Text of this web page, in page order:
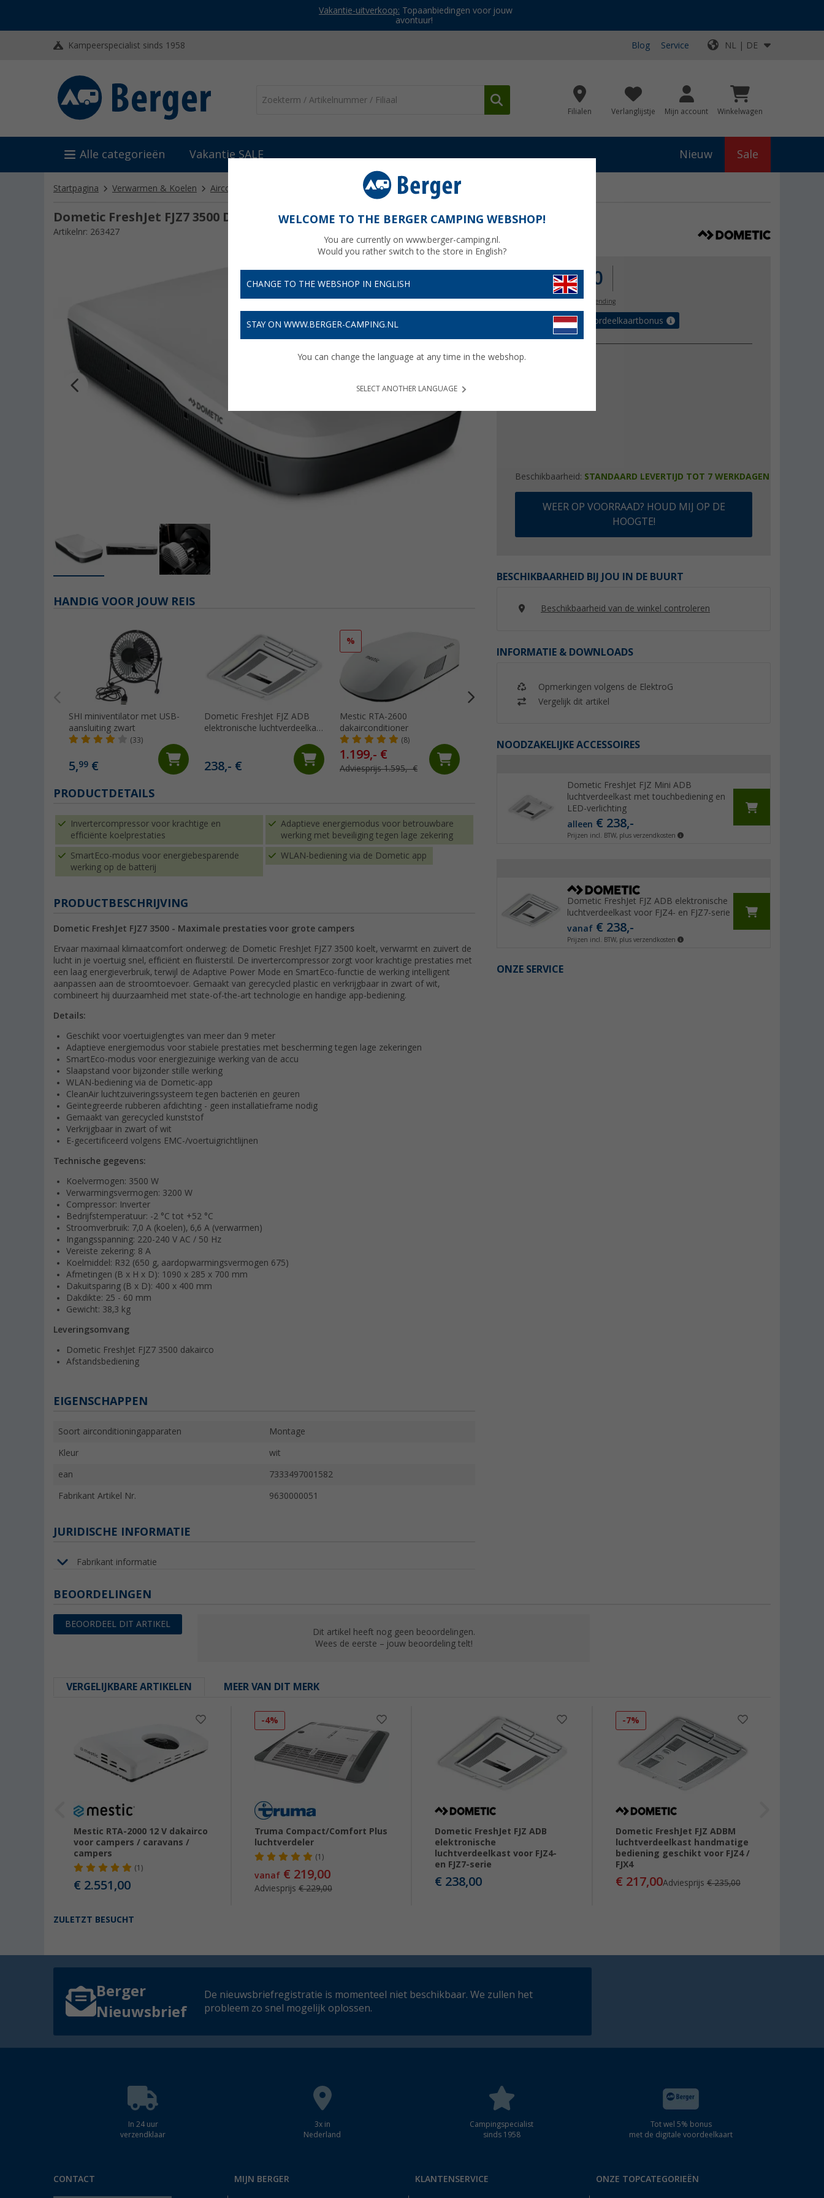
Vakantie-uitverkoop: Topaanbiedingen voor jouw
avontuur!
Kampeerspecialist sinds 1958 Blog Service NL | DE
Filialen Verlanglijstje Mijn account Winkelwagen
Alle categorieën Vakantie SALE Nieuw Sale
Startpagina Verwarmen & Koelen Airconditioning en ventilatoren Dak airco Dometic FreshJet FJZ7 3500 Dakairco 3500 W
Dometic FreshJet FJZ7 3500 Dakairco 3500 W wit
Artikelnr: 263427
€ 3.320,00
gratis verzending
€ met de voordeelkaartbonus
Kleur
Beschikbaarheid: STANDAARD LEVERTIJD TOT 7 WERKDAGEN
WEER OP VOORRAAD? HOUD MIJ OP DE
HOOGTE!
BESCHIKBAARHEID BIJ JOU IN DE BUURT
Beschikbaarheid van de winkel controleren
INFORMATIE & DOWNLOADS
Opmerkingen volgens de ElektroG
Vergelijk dit artikel
NOODZAKELIJKE ACCESSOIRES
Dometic FreshJet FJZ Mini ADB
luchtverdeelkast met touchbediening en
LED-verlichting
alleen € 238,-
Prijzen incl. BTW, plus verzendkosten
Dometic FreshJet FJZ ADB elektronische
luchtverdeelkast voor FJZ4- en FJZ7-serie
vanaf€ 238,-
Prijzen incl. BTW, plus verzendkosten
ONZE SERVICE
HANDIG VOOR JOUW REIS
SHI miniventilator met USB-
aansluiting zwart
(33)
5,99 €
Dometic FreshJet FJZ ADB
elektronische luchtverdeelkast
238,- €
%
Mestic RTA-2600
dakairconditioner
(8)
1.199,- €
Adviesprijs 1.595,- €
PRODUCTDETAILS
Invertercompressor voor krachtige en
efficiënte koelprestaties
Adaptieve energiemodus voor betrouwbare
werking met beveiliging tegen lage zekering
SmartEco-modus voor energiebesparende
werking op de batterij
WLAN-bediening via de Dometic app
PRODUCTBESCHRIJVING
Dometic FreshJet FJZ7 3500 - Maximale prestaties voor grote campers
Ervaar maximaal klimaatcomfort onderweg: de Dometic FreshJet FJZ7 3500 koelt, verwarmt en zuivert de
lucht in je voertuig snel, efficiënt en fluisterstil. De invertercompressor zorgt voor krachtige prestaties met
een laag energieverbruik, terwijl de Adaptive Power Mode en SmartEco-functie de werking intelligent
aanpassen aan de stroomtoevoer. Gemaakt van gerecycled plastic en verkrijgbaar in zwart of wit,
combineert hij duurzaamheid met state-of-the-art technologie en handige app-bediening.
Details:
Geschikt voor voertuiglengtes van meer dan 9 meter
Adaptieve energiemodus voor stabiele prestaties met bescherming tegen lage zekeringen
SmartEco-modus voor energiezuinige werking van de accu
Slaapstand voor bijzonder stille werking
WLAN-bediening via de Dometic-app
CleanAir luchtzuiveringssysteem tegen bacteriën en geuren
Geïntegreerde rubberen afdichting - geen installatieframe nodig
Gemaakt van gerecycled kunststof
Verkrijgbaar in zwart of wit
E-gecertificeerd volgens EMC-/voertuigrichtlijnen
Technische gegevens:
Koelvermogen: 3500 W
Verwarmingsvermogen: 3200 W
Compressor: Inverter
Bedrijfstemperatuur: -2 °C tot +52 °C
Stroomverbruik: 7,0 A (koelen), 6,6 A (verwarmen)
Ingangsspanning: 220-240 V AC / 50 Hz
Vereiste zekering: 8 A
Koelmiddel: R32 (650 g, aardopwarmingsvermogen 675)
Afmetingen (B x H x D): 1090 x 285 x 700 mm
Dakuitsparing (B x D): 400 x 400 mm
Dakdikte: 25 - 60 mm
Gewicht: 38,3 kg
Leveringsomvang
Dometic FreshJet FJZ7 3500 dakairco
Afstandsbediening
EIGENSCHAPPEN
Soort airconditioningapparaten Montage
Kleur wit
ean 7333497001582
Fabrikant Artikel Nr. 9630000051
JURIDISCHE INFORMATIE
Fabrikant informatie
BEOORDELINGEN
BEOORDEEL DIT ARTIKEL
Dit artikel heeft nog geen beoordelingen.
Wees de eerste – jouw beoordeling telt!
VERGELIJKBARE ARTIKELEN MEER VAN DIT MERK
Mestic RTA-2000 12 V dakairco
voor campers / caravans /
campers
(1)
€ 2.551,00
-4%
Truma Compact/Comfort Plus
luchtverdeler
(1)
vanaf€ 219,00
Adviesprijs € 229,00
Dometic FreshJet FJZ ADB
elektronische
luchtverdeelkast voor FJZ4-
en FJZ7-serie
€ 238,00
-7%
Dometic FreshJet FJZ ADBM
luchtverdeelkast handmatige
bediening geschikt voor FJZ4 /
FJX4
€ 217,00Adviesprijs € 235,00
ZULETZT BESUCHT
Berger
Nieuwsbrief
De nieuwsbriefregistratie is momenteel niet beschikbaar. We zullen het
probleem zo snel mogelijk oplossen.
In 24 uur
verzendklaar
3x in
Nederland
Campingspecialist
sinds 1958
Tot wel 5% bonus
met de digitale voordeelkaart
CONTACT MIJN BERGER KLANTENSERVICE ONZE TOPCATEGORIEËN
WELCOME TO THE BERGER CAMPING WEBSHOP!
You are currently on www.berger-camping.nl.
Would you rather switch to the store in English?
CHANGE TO THE WEBSHOP IN ENGLISH
STAY ON WWW.BERGER-CAMPING.NL
You can change the language at any time in the webshop.
SELECT ANOTHER LANGUAGE